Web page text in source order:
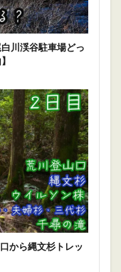
川渓谷駐車場どっ
から縄文杉トレッ